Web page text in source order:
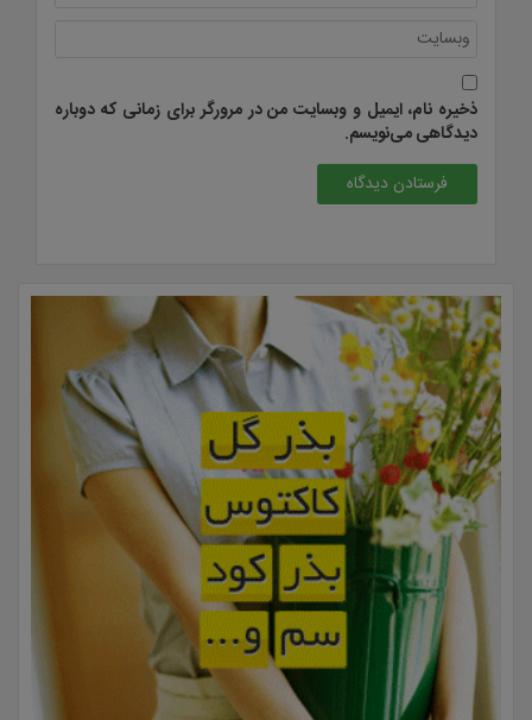
ذخیره نام، ایمیل و وبسایت من در مرورگر برای زمانی که دوباره
دیدگاهی می‌نویسم.